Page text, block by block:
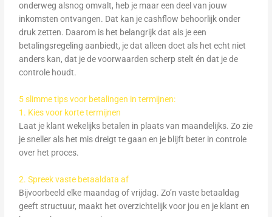
onderweg alsnog omvalt, heb je maar een deel van jouw
inkomsten ontvangen. Dat kan je cashflow behoorlijk onder
druk zetten. Daarom is het belangrijk dat als je een
betalingsregeling aanbiedt, je dat alleen doet als het echt niet
anders kan, dat je de voorwaarden scherp stelt én dat je de
controle houdt.
5 slimme tips voor betalingen in termijnen:
1. Kies voor korte termijnen
Laat je klant wekelijks betalen in plaats van maandelijks. Zo zie
je sneller als het mis dreigt te gaan en je blijft beter in controle
over het proces.
2. Spreek vaste betaaldata af
Bijvoorbeeld elke maandag of vrijdag. Zo’n vaste betaaldag
geeft structuur, maakt het overzichtelijk voor jou en je klant en